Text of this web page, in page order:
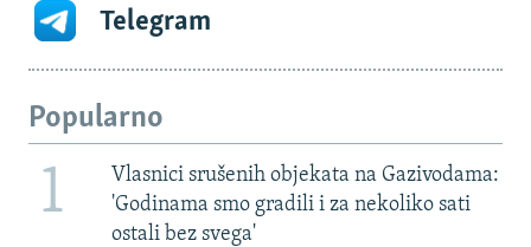
Telegram
Popularno
1
Vlasnici srušenih objekata na Gazivodama:
'Godinama smo gradili i za nekoliko sati
ostali bez svega'